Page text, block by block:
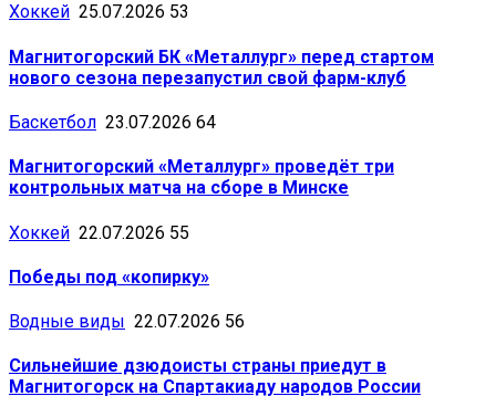
Хоккей 25.07.2026 53
Магнитогорский БК «Металлург» перед стартом
нового сезона перезапустил свой фарм-клуб
Баскетбол 23.07.2026 64
Магнитогорский «Металлург» проведёт три
контрольных матча на сборе в Минске
Хоккей 22.07.2026 55
Победы под «копирку»
Водные виды 22.07.2026 56
Сильнейшие дзюдоисты страны приедут в
Магнитогорск на Спартакиаду народов России